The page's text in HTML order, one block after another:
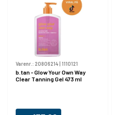
Varenr.: 20806214| 1110121
b.tan - Glow Your Own Way
Clear Tanning Gel 473 ml